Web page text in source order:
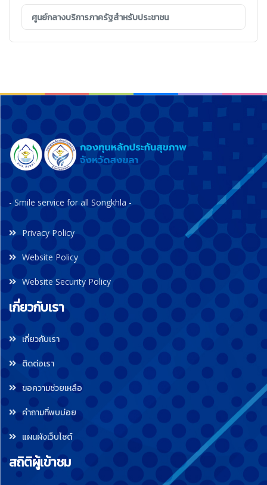
ศูนย์กลางบริการภาครัฐสำหรับประชาชน
- Smile service for all Songkhla -
Privacy Policy
Website Policy
Website Security Policy
เกี่ยวกับเรา
เกี่ยวกับเรา
ติดต่อเรา
ขอความช่วยเหลือ
คำถามที่พบบ่อย
แผนผังเว็บไซต์
สถิติผู้เข้าชม